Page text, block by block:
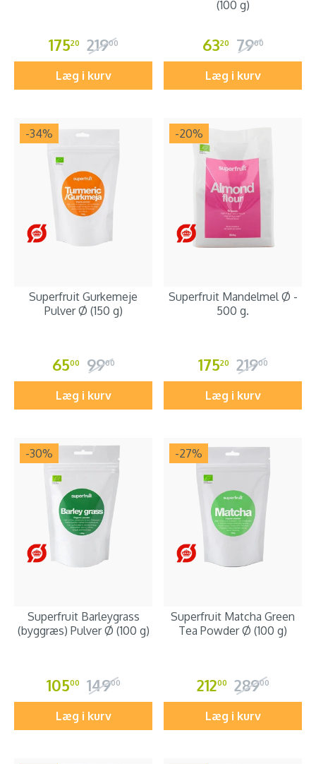
17520 21900
Læg i kurv
(100 g)
6320 7900
Læg i kurv
-34%
Superfruit Gurkemeje
Pulver Ø (150 g)
6500 9900
Læg i kurv
-20%
Superfruit Mandelmel Ø -
500 g.
17520 21900
Læg i kurv
-30%
Superfruit Barleygrass
(byggræs) Pulver Ø (100 g)
10500 14900
Læg i kurv
-27%
Superfruit Matcha Green
Tea Powder Ø (100 g)
21200 28900
Læg i kurv